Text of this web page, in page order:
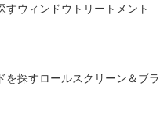
ウィンドウトリートメント
ロールスクリーン＆ブラ